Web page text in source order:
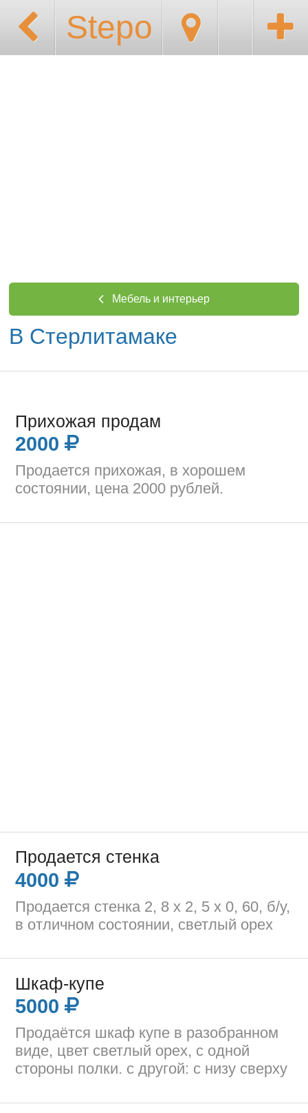
Stepo
Мебель и интерьер
В Стерлитамаке
Прихожая продам
2000
Продается прихожая, в хорошем
состоянии, цена 2000 рублей.
Продается стенка
4000
Продается стенка 2, 8 x 2, 5 x 0, 60, б/у,
в отличном состоянии, светлый орех
Шкаф-купе
5000
Продаётся шкаф купе в разобранном
виде, цвет светлый орех, с одной
стороны полки. с другой: с низу сверху